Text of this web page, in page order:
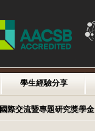
學生經驗分享
國際交流暨專題研究獎學金